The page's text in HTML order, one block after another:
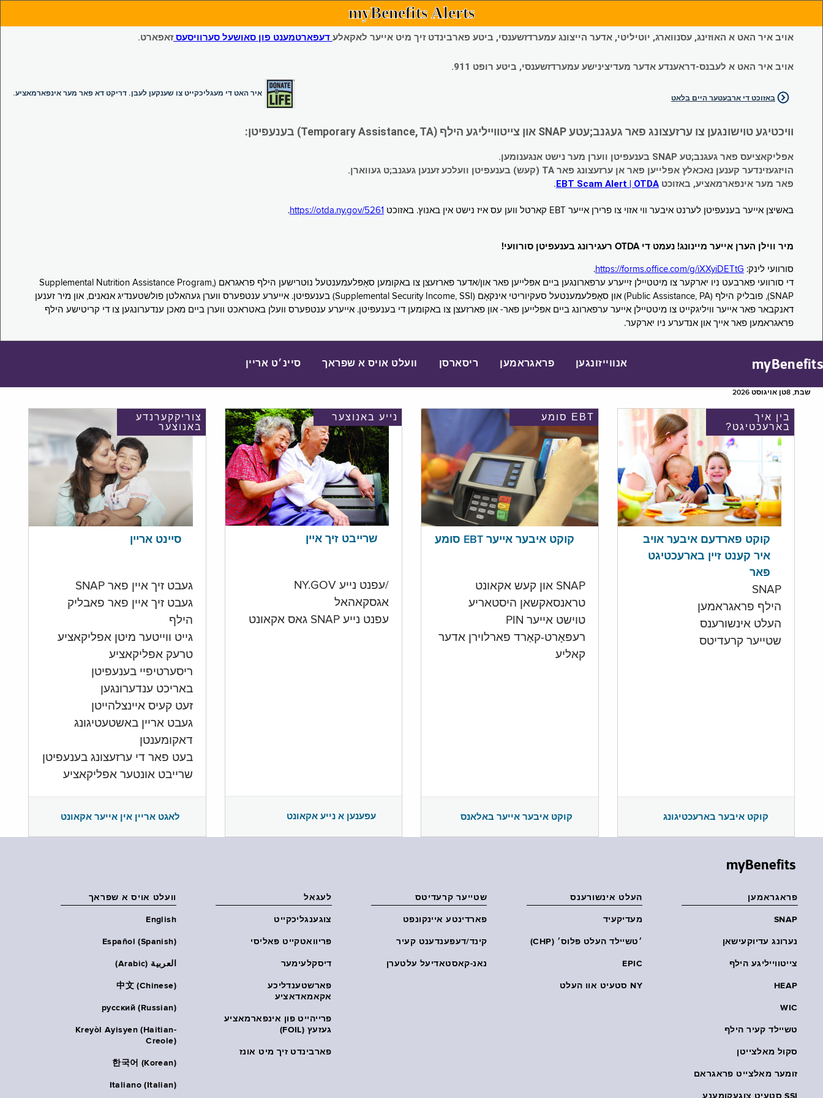
myBenefits Alerts
אויב איר האט א האוזינג, עסנווארג, יוטיליטי, אדער הייצונג עמערדזשענסי, ביטע פארבינדט זיך מיט אייער לאקאלע דעפארטמענט פון סאושעל סערוויסעסזאפארט.
אויב איר האט א לעבנס-דראענדע אדער מעדיצינישע עמערדזשענסי, ביטע רופט 911.
איר האט די מעגליכקייט צו שענקען לעבן. דריקט דא פאר מער אינפארמאציע.
באזוכט די ארבעטער היים בלאט
וויכטיגע טוישונגען צו ערזעצונג פאר געגנב;עטע SNAP און צייטווייליגע הילף (Temporary Assistance, TA) בענעפיטן:
אפליקאציעס פאר געגנב;טע SNAP בענעפיטן ווערן מער נישט אנגענומען.
הויזגעזינדער קענען נאכאלץ אפּלייען פאר אן ערזעצונג פאר TA (קעש) בענעפיטן וועלכע זענען געגנב;ט געווארן.
פאר מער אינפארמאציע, באזוכטEBT Scam Alert | OTDA
.
באשיצן אייער בענעפיטן לערנט איבער ווי אזוי צו פרירן אייער EBT קארטל ווען עס איז נישט אין באנוץ. באזוכט https://otda.ny.gov/5261
.
מיר ווילן הערן אייער מיינונג! נעמט די OTDA רעגירונג בענעפיטן סורוועי!
סורוועי לינק: https://forms.office.com/g/iXXyiDETtG
.
די סורוועי פארבעט ניו יארקער צו מיטטיילן זייערע ערפארונגען ביים אפּלייען פאר און/אדער פארזעצן צו באקומען סאָפּלעמענטעל נוּטרישען הילף פראגראם (Supplemental Nutrition Assistance Program,
SNAP), פובליק הילף (Public Assistance, PA) און סאָפּלעמענטעל סעקיוריטי אינקאָם (Supplemental Security Income, SSI) בענעפיטן. אייערע ענטפערס ווערן געהאלטן פולשטענדיג אנאנים, און מיר זענען
דאנקבאר פאר אייער וויליגקייט צו מיטטיילן אייער ערפארונג ביים אפּלייען פאר- און פארזעצן צו באקומען די בענעפיטן. אייערע ענטפערס וועלן באטראכט ווערן ביים מאכן ענדערונגען צו די קריטישע הילף
פראגראמען פאר אייך און אנדערע ניו יארקער.
myBenefits אנווייזונגען פראגראמען ריסארסן וועלט אויס א שפראך סיינ׳ט אריין
שבת, 8טן אויגוסט 2026
צוריקקערנדע
באנוצער
סיינט אריין
געבט זיך איין פאר SNAP
געבט זיך איין פאר פאבליק
הילף
גייט ווייטער מיטן אפליקאציע
טרעק אפליקאציע
ריסערטיפיי בענעפיטן
באריכט ענדערונגען
זעט קעיס איינצלהייטן
געבט אריין באשטעטיגונג
דאקומענטן
בעט פאר די ערזעצונג בענעפיטן
שרייבט אונטער אפליקאציע
לאגט אריין אין אייער אקאונט
נייע באנוצער
שרייבט זיך איין
/עפנט נייע NY.GOV
אגסקאהאל
עפנט נייע SNAP גאס אקאונט
עפענען א נייע אקאונט
EBT סומע
קוקט איבער אייער EBT סומע
SNAP און קעש אקאונט
טראנסאקשאן היסטאריע
טוישט אייער PIN
רעפּאָרט-קאַרד פארלוירן אדער
קאליע
קוקט איבער אייער באלאנס
בין איך
בארעכטיגט?
קוקט פארדעם איבער אויב
איר קענט זיין בארעכטיגט
פאר
SNAP
הילף פראגראמען
העלט אינשורענס
שטייער קרעדיטס
קוקט איבער בארעכטיגונג
myBenefits
פראגראמען
SNAP
נערונג עדיוקעישאן
צייטווייליגע הילף
HEAP
WIC
טשיילד קעיר הילף
סקול מאלצייטן
זומער מאלצייט פראגראם
SSI סטעיט צוגעקומענע
העלט אינשורענס
מעדיקעיד
׳טשיילד העלט פּלוס׳ (CHP)
EPIC
NY סטעיט אוו העלט
שטייער קרעדיטס
פארדינטע איינקונפט
קינד/דעפענדענט קעיר
נאנ-קאסטאדיעל עלטערן
לעגאל
צוגענגליכקייט
פּריוואטקייט פּאליסי
דיסקלעימער
פארשטענדליכע
אקאמאדאציע
פרייהייט פון אינפארמאציע
געזעץ (FOIL)
פארבינדט זיך מיט אונז
וועלט אויס א שפראך
English
Español (Spanish)
العربية (Arabic)
中文 (Chinese)
русский (Russian)
Kreyòl Ayisyen (Haitian-
Creole)
한국어 (Korean)
Italiano (Italian)